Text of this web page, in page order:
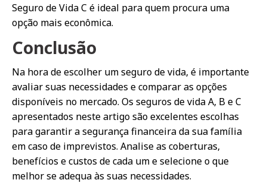
Seguro de Vida C é ideal para quem procura uma
opção mais econômica.
Conclusão
Na hora de escolher um seguro de vida, é importante
avaliar suas necessidades e comparar as opções
disponíveis no mercado. Os seguros de vida A, B e C
apresentados neste artigo são excelentes escolhas
para garantir a segurança financeira da sua família
em caso de imprevistos. Analise as coberturas,
benefícios e custos de cada um e selecione o que
melhor se adequa às suas necessidades.